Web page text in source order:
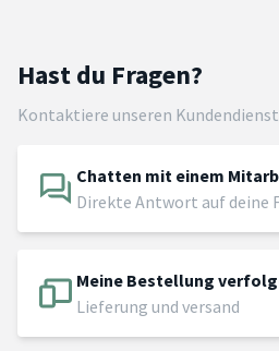
Hast du Fragen?
Kontaktiere unseren Kundendienst
Chatten mit einem
Direkte Antwort auf deine
Meine Bestellung
Lieferung und versand